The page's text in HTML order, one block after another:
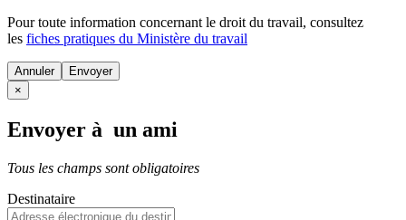
Pour toute information concernant le droit du travail, consultez
les fiches pratiques du Ministère du travail
Annuler
×
Envoyer à un ami
Tous les champs sont obligatoires
Destinataire